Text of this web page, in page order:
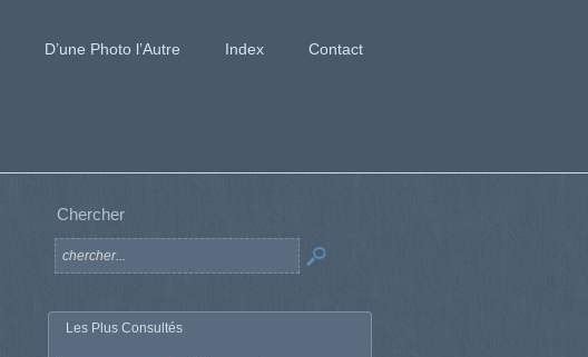
D’une Photo l’Autre Index Contact
Chercher
Les Plus Consultés